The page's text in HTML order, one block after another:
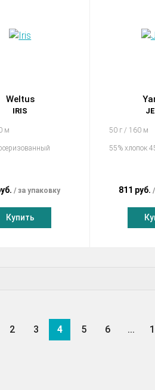
Weltus
IRIS
м
за упаковку
Купить
50 г / 160 м
55% хлопок
811 руб.
2 3 4 5 6 ...